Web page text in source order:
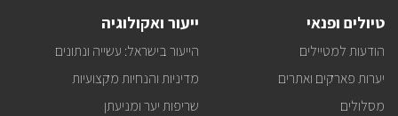
במייל
טיולים ופנאי
הודעות למטיילים
יערות פארקים ואתרים
מסלולים
ייעור ואקולוגיה
הייעור בישראל: עשייה ונתונים
מדיניות והנחיות מקצועיות
שריפות יער ומניעתן